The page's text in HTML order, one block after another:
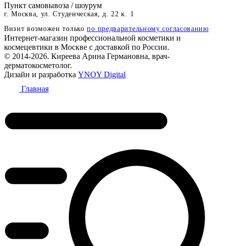
Пункт самовывоза / шоурум
г. Москва, ул. Студенческая, д. 22 к. 1
Визит возможен толькопо предварительному согласованию
Интернет-магазин профессиональной косметики и
космецевтики в Москве с доставкой по России.
© 2014-2026. Киреева Арина Германовна, врач-
дерматокосметолог.
Дизайн и разработка YNOY Digital
Главная